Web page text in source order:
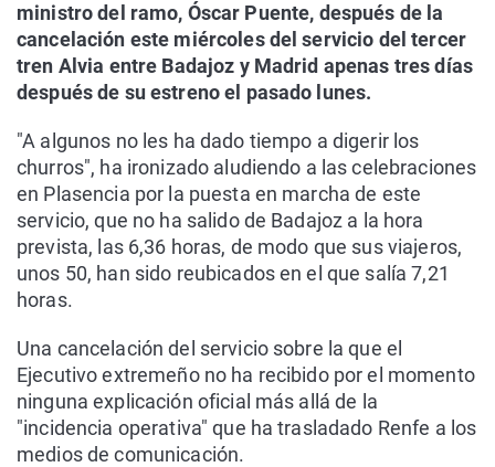
ministro del ramo, Óscar Puente, después de la
cancelación este miércoles del servicio del tercer
tren Alvia entre Badajoz y Madrid apenas tres días
después de su estreno el pasado lunes.
"A algunos no les ha dado tiempo a digerir los
churros", ha ironizado aludiendo a las celebraciones
en Plasencia por la puesta en marcha de este
servicio, que no ha salido de Badajoz a la hora
prevista, las 6,36 horas, de modo que sus viajeros,
unos 50, han sido reubicados en el que salía 7,21
horas.
Una cancelación del servicio sobre la que el
Ejecutivo extremeño no ha recibido por el momento
ninguna explicación oficial más allá de la
"incidencia operativa" que ha trasladado Renfe a los
medios de comunicación.